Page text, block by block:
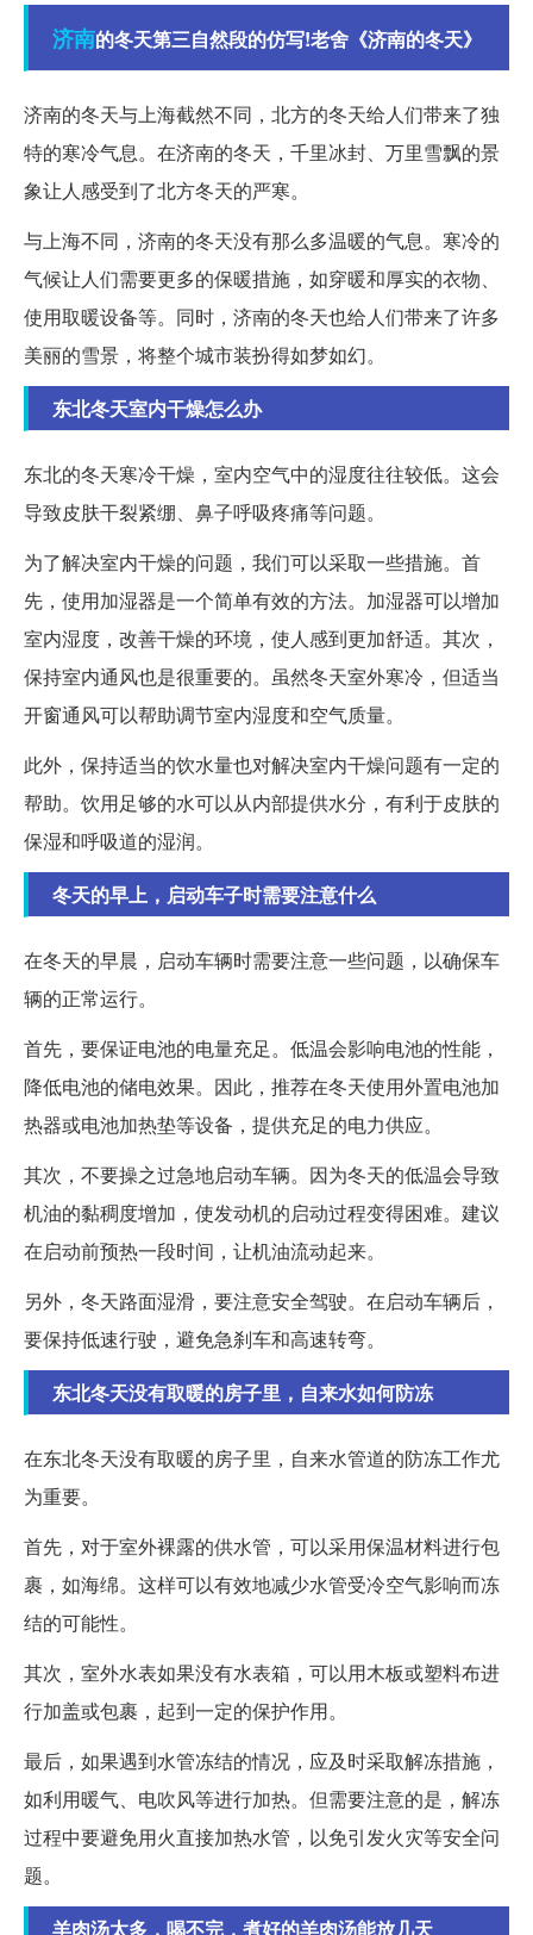
济南的冬天第三自然段的仿写!老舍《济南的冬天》
济南的冬天与上海截然不同，北方的冬天给人们带来了独
特的寒冷气息。在济南的冬天，千里冰封、万里雪飘的景
象让人感受到了北方冬天的严寒。
与上海不同，济南的冬天没有那么多温暖的气息。寒冷的
气候让人们需要更多的保暖措施，如穿暖和厚实的衣物、
使用取暖设备等。同时，济南的冬天也给人们带来了许多
美丽的雪景，将整个城市装扮得如梦如幻。
东北冬天室内干燥怎么办
东北的冬天寒冷干燥，室内空气中的湿度往往较低。这会
导致皮肤干裂紧绷、鼻子呼吸疼痛等问题。
为了解决室内干燥的问题，我们可以采取一些措施。首
先，使用加湿器是一个简单有效的方法。加湿器可以增加
室内湿度，改善干燥的环境，使人感到更加舒适。其次，
保持室内通风也是很重要的。虽然冬天室外寒冷，但适当
开窗通风可以帮助调节室内湿度和空气质量。
此外，保持适当的饮水量也对解决室内干燥问题有一定的
帮助。饮用足够的水可以从内部提供水分，有利于皮肤的
保湿和呼吸道的湿润。
冬天的早上，启动车子时需要注意什么
在冬天的早晨，启动车辆时需要注意一些问题，以确保车
辆的正常运行。
首先，要保证电池的电量充足。低温会影响电池的性能，
降低电池的储电效果。因此，推荐在冬天使用外置电池加
热器或电池加热垫等设备，提供充足的电力供应。
其次，不要操之过急地启动车辆。因为冬天的低温会导致
机油的黏稠度增加，使发动机的启动过程变得困难。建议
在启动前预热一段时间，让机油流动起来。
另外，冬天路面湿滑，要注意安全驾驶。在启动车辆后，
要保持低速行驶，避免急刹车和高速转弯。
东北冬天没有取暖的房子里，自来水如何防冻
在东北冬天没有取暖的房子里，自来水管道的防冻工作尤
为重要。
首先，对于室外裸露的供水管，可以采用保温材料进行包
裹，如海绵。这样可以有效地减少水管受冷空气影响而冻
结的可能性。
其次，室外水表如果没有水表箱，可以用木板或塑料布进
行加盖或包裹，起到一定的保护作用。
最后，如果遇到水管冻结的情况，应及时采取解冻措施，
如利用暖气、电吹风等进行加热。但需要注意的是，解冻
过程中要避免用火直接加热水管，以免引发火灾等安全问
题。
羊肉汤太多，喝不完，煮好的羊肉汤能放几天